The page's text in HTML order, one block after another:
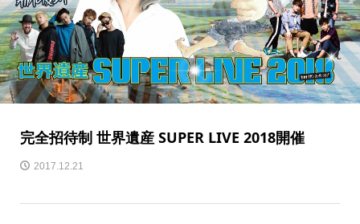
完全招待制 世界遺産 SUPER LIVE 2018開催
2017.12.21